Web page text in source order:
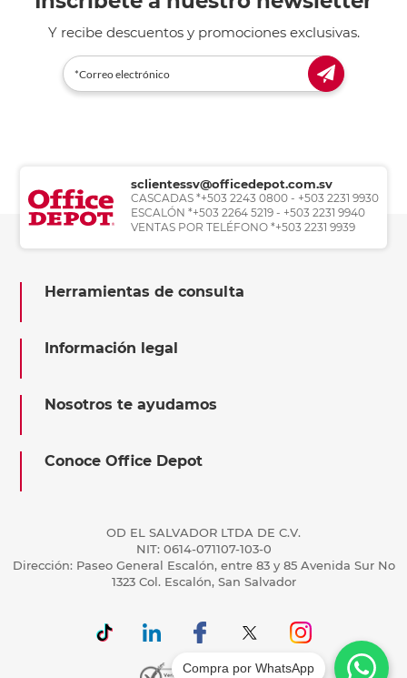
Y recibe descuentos y promociones exclusivas.
sclientessv@officedepot.com.sv
CASCADAS *+503 2243 0800 - +503 2231 9930
ESCALÓN *+503 2264 5219 - +503 2231 9940
VENTAS POR TELÉFONO *+503 2231 9939
Herramientas de consulta
Información legal
Nosotros te ayudamos
Conoce Office Depot
OD EL SALVADOR LTDA DE C.V.
NIT: 0614-071107-103-0
Dirección: Paseo General Escalón, entre 83 y 85 Avenida Sur No
1323 Col. Escalón, San Salvador
Compra por WhatsApp